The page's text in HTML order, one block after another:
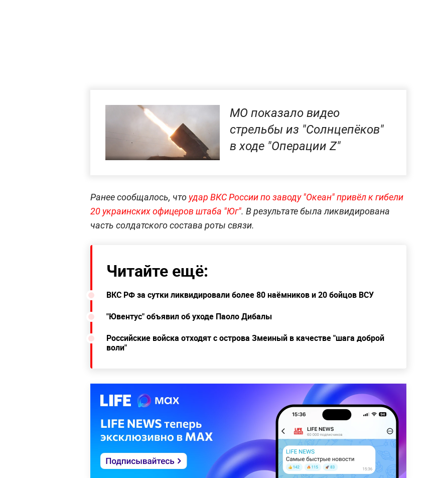
МО показало видео
стрельбы из "Солнцепёков"
в ходе "Операции Z"
Ранее сообщалось, что удар ВКС России по заводу "Океан" привёл к гибели
20 украинских офицеров штаба "Юг". В результате была ликвидирована
часть солдатского состава роты связи.
Читайте ещё:
ВКС РФ за сутки ликвидировали более 80 наёмников и 20 бойцов ВСУ
"Ювентус" объявил об уходе Паоло Дибалы
Российские войска отходят с острова Змеиный в качестве "шага доброй
воли"